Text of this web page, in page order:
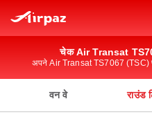
चेक Air Transat
अपने Air Transat TS7067
वन वे राउंड